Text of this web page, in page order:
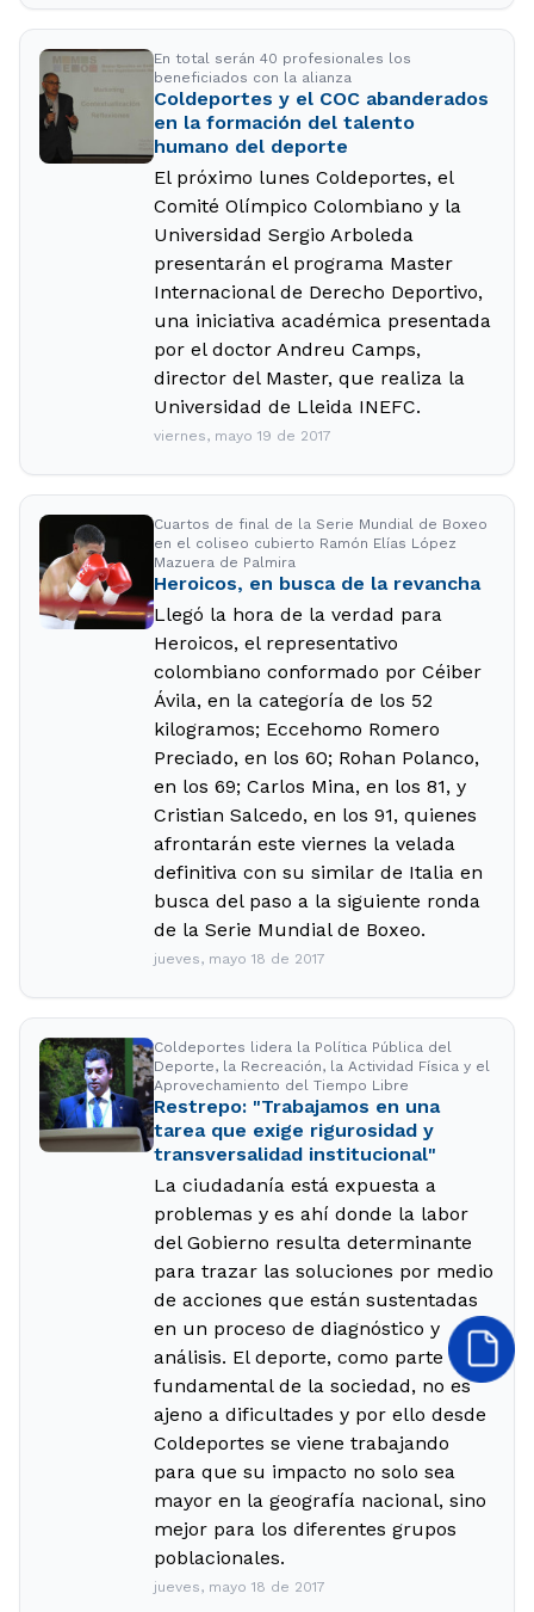
En total serán 40 profesionales los
beneficiados con la alianza
Coldeportes y el COC abanderados
en la formación del talento
humano del deporte
El próximo lunes Coldeportes, el
Comité Olímpico Colombiano y la
Universidad Sergio Arboleda
presentarán el programa Master
Internacional de Derecho Deportivo,
una iniciativa académica presentada
por el doctor Andreu Camps,
director del Master, que realiza la
Universidad de Lleida INEFC.
viernes, mayo 19 de 2017
Cuartos de final de la Serie Mundial de Boxeo
en el coliseo cubierto Ramón Elías López
Mazuera de Palmira
Heroicos, en busca de la revancha
Llegó la hora de la verdad para
Heroicos, el representativo
colombiano conformado por Céiber
Ávila, en la categoría de los 52
kilogramos; Eccehomo Romero
Preciado, en los 60; Rohan Polanco,
en los 69; Carlos Mina, en los 81, y
Cristian Salcedo, en los 91, quienes
afrontarán este viernes la velada
definitiva con su similar de Italia en
busca del paso a la siguiente ronda
de la Serie Mundial de Boxeo.
jueves, mayo 18 de 2017
Coldeportes lidera la Política Pública del
Deporte, la Recreación, la Actividad Física y el
Aprovechamiento del Tiempo Libre
Restrepo: "Trabajamos en una
tarea que exige rigurosidad y
transversalidad institucional"
La ciudadanía está expuesta a
problemas y es ahí donde la labor
del Gobierno resulta determinante
para trazar las soluciones por medio
de acciones que están sustentadas
en un proceso de diagnóstico y
análisis. El deporte, como parte
fundamental de la sociedad, no es
ajeno a dificultades y por ello desde
Coldeportes se viene trabajando
para que su impacto no solo sea
mayor en la geografía nacional, sino
mejor para los diferentes grupos
poblacionales.
jueves, mayo 18 de 2017